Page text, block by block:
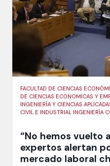
FACULTAD DE CIENCIAS
DE CIENCIAS ECONOMICAS Y
INGENIERÍA Y CIENCIAS
CIVIL E INDUSTRIAL INGENIERÍA
“No hemos vuelto
expertos alertan
mercado laboral